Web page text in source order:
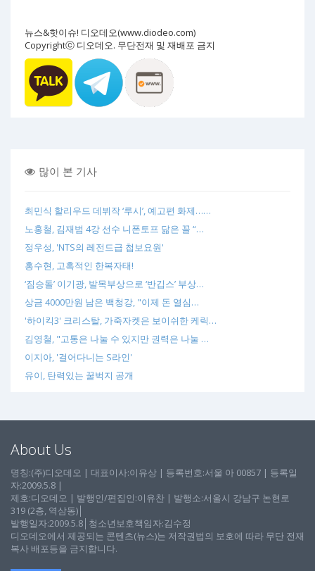
뉴스&핫이슈! 디오데오(www.diodeo.com)
Copyrightⓒ 디오데오. 무단전재 및 재배포 금지
많이 본 기사
최민식 할리우드 데뷔작 ‘루시’, 예고편 화제……
노홍철, 김재범 4강 선수 니폰토프 닮은 꼴 “…
정우성, 'NTS의 레전드급 첩보요원'
홍수현, 고혹적인 한복자태!
‘짐승돌’ 이기광, 발목부상으로 ‘반깁스’ 부상…
상금 4000만원 남은 백청강, "이제 돈 열심…
'하이킥3' 크리스탈, 가죽자켓은 보이쉬한 케릭…
김영철, "고통은 나눌 수 있지만 권력은 나눌 …
이지아, '걸어다니는 S라인'
유이, 탄력있는 꿀벅지 공개
About Us
명칭:(주)디오데오 | 대표이사:이유상 | 등록번호:서울 아 00857 | 등록일
자:2009.5.8 |
제호:디오데오 | 발행인/편집인:이유찬 | 발행소:서울시 강남구 논현로
319 (2층, 역삼동)│
발행일자:2009.5.8│청소년보호책임자:김수정
디오데오에서 제공되는 콘텐츠(뉴스)는 저작권법의 보호에 따라 무단 전재
복사 배포등을 금지합니다.